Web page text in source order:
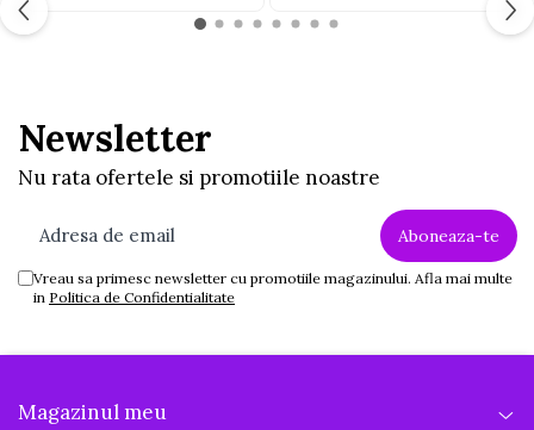
Jucarii educative din lemn
Pistoale
Plastilina
Set Avioane si submarine
Trenulete
Newsletter
Nu rata ofertele si promotiile noastre
Vreau sa primesc newsletter cu promotiile magazinului. Afla mai multe
in Politica de Confidentialitate
Magazinul meu